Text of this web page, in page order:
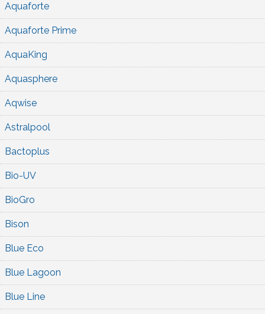
Aquaforte
Aquaforte Prime
AquaKing
Aquasphere
Aqwise
Astralpool
Bactoplus
Bio-UV
BioGro
Bison
Blue Eco
Blue Lagoon
Blue Line